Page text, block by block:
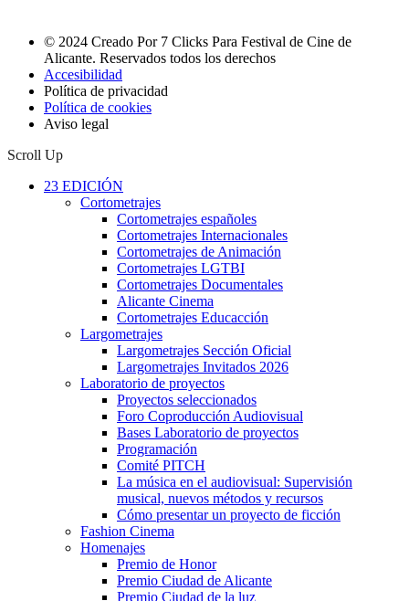
© 2024 Creado Por 7 Clicks Para Festival de Cine de
Alicante. Reservados todos los derechos
Accesibilidad
Política de privacidad
Política de cookies
Aviso legal
Scroll Up
23 EDICIÓN
Cortometrajes
Cortometrajes españoles
Cortometrajes Internacionales
Cortometrajes de Animación
Cortometrajes LGTBI
Cortometrajes Documentales
Alicante Cinema
Cortometrajes Educacción
Largometrajes
Largometrajes Sección Oficial
Largometrajes Invitados 2026
Laboratorio de proyectos
Proyectos seleccionados
Foro Coproducción Audiovisual
Bases Laboratorio de proyectos
Programación
Comité PITCH
La música en el audiovisual: Supervisión
musical, nuevos métodos y recursos
Cómo presentar un proyecto de ficción
Fashion Cinema
Homenajes
Premio de Honor
Premio Ciudad de Alicante
Premio Ciudad de la luz